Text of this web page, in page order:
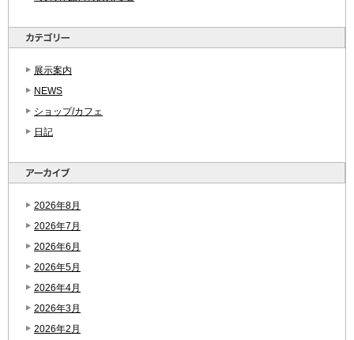
展示案内
NEWS
ショップ/カフェ
日記
2026年8月
2026年7月
2026年6月
2026年5月
2026年4月
2026年3月
2026年2月